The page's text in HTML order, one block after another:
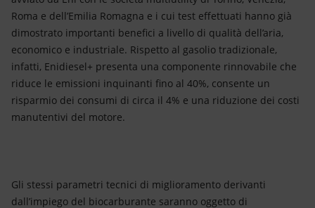
Roma e dell’Emilia Romagna e i cui test effettuati hanno già
dimostrato importanti benefici a livello di qualità dell’aria,
economico e industriale. Rispetto al gasolio tradizionale,
infatti, Enidiesel+ presenta una componente rinnovabile che
riduce le emissioni inquinanti fino al 40%, consente un
risparmio dei consumi di circa il 4% e una riduzione dei costi
manutentivi del motore.
Gli stessi parametri tecnici di miglioramento derivanti
dall’impiego del biocarburante saranno oggetto di